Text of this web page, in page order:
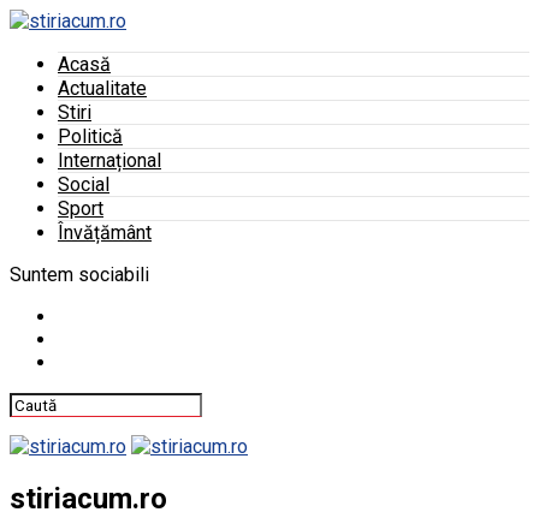
Acasă
Actualitate
Stiri
Politică
Internațional
Social
Sport
Învățământ
Suntem sociabili
stiriacum.ro